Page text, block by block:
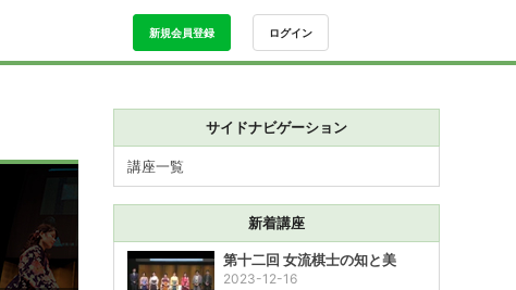
新規会員登録 ログイン
サイドナビゲーション
講座一覧
新着講座
第十二回 女流棋士の知と美
2023-12-16